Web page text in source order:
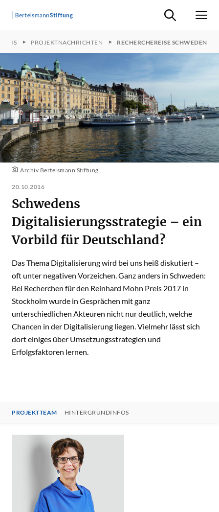
Suche ein-/
PROJEKTNACHRICHTEN RECHERCHEREISE SCHWEDEN
Archiv Bertelsmann Stiftung
20.10.2016
Schwedens
Digitalisierungsstrategie – ein
Vorbild für Deutschland?
Das Thema Digitalisierung wird bei uns heiß diskutiert –
oft unter negativen Vorzeichen. Ganz anders in Schweden:
Bei Recherchen für den Reinhard Mohn Preis 2017 in
Stockholm wurde in Gesprächen mit ganz
unterschiedlichen Akteuren nicht nur deutlich, welche
Chancen in der Digitalisierung liegen. Vielmehr lässt sich
dort einiges über Umsetzungsstrategien und
Erfolgsfaktoren lernen.
PROJEKTTEAM HINTERGRUNDINFOS